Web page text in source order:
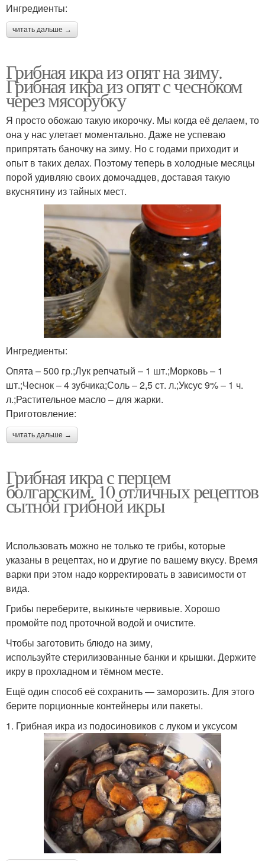
Ингредиенты:
читать дальше →
Грибная икра из опят на зиму.
Грибная икра из опят с чесноком
через мясорубку
Я просто обожаю такую икорочку. Мы когда её делаем, то
она у нас улетает моментально. Даже не успеваю
припрятать баночку на зиму. Но с годами приходит и
опыт в таких делах. Поэтому теперь в холодные месяцы
порой удивляю своих домочадцев, доставая такую
вкуснятину из тайных мест.
Ингредиенты:
Опята – 500 гр.;Лук репчатый – 1 шт.;Морковь – 1
шт.;Чеснок – 4 зубчика;Соль – 2,5 ст. л.;Уксус 9% – 1 ч.
л.;Растительное масло – для жарки.
Приготовление:
читать дальше →
Грибная икра с перцем
болгарским. 10 отличных рецептов
сытной грибной икры
Использовать можно не только те грибы, которые
указаны в рецептах, но и другие по вашему вкусу. Время
варки при этом надо корректировать в зависимости от
вида.
Грибы переберите, выкиньте червивые. Хорошо
промойте под проточной водой и очистите.
Чтобы заготовить блюдо на зиму,
используйте стерилизованные банки и крышки. Держите
икру в прохладном и тёмном месте.
Ещё один способ её сохранить — заморозить. Для этого
берите порционные контейнеры или пакеты.
1. Грибная икра из подосиновиков с луком и уксусом